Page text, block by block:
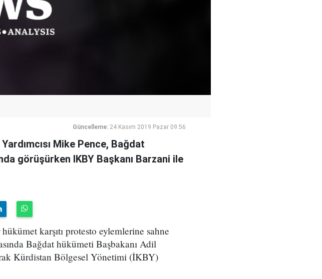
Güncelleme: 24 Kasım 2019 Pazar 09:56
Mike Pence, Bağdat
görüşürken IKBY Başkanı Barzani ile
karşıtı protesto eylemlerine sahne
Bağdat hükümeti Başbakanı Adil
Kürdistan Bölgesel Yönetimi (İKBY)